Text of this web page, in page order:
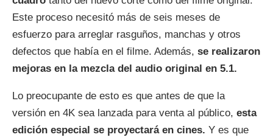
Este proceso necesitó más de seis meses de
esfuerzo para arreglar rasguños, manchas y otros
defectos que había en el filme. Además, se realizaron
mejoras en la mezcla del audio original en 5.1.
Lo preocupante de esto es que antes de que la
versión en 4K sea lanzada para venta al público, esta
edición especial se proyectará en cines. Y es que